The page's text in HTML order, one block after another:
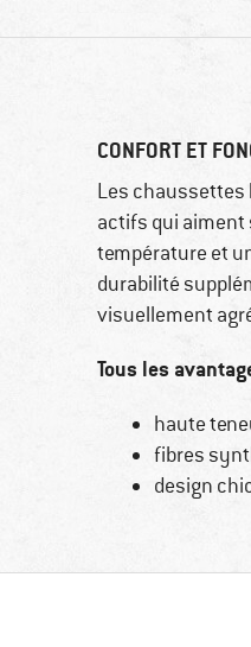
CONFORT ET
Les chaussettes
actifs qui aiment
température et
durabilité
visuellement
Tous les
haute
fibres
design